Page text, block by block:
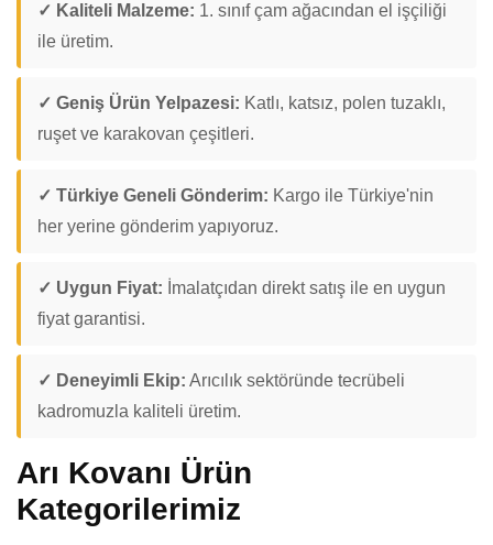
✓ Kaliteli Malzeme: 1. sınıf çam ağacından el işçiliği
ile üretim.
✓ Geniş Ürün Yelpazesi: Katlı, katsız, polen tuzaklı,
ruşet ve karakovan çeşitleri.
✓ Türkiye Geneli Gönderim: Kargo ile Türkiye'nin
her yerine gönderim yapıyoruz.
✓ Uygun Fiyat: İmalatçıdan direkt satış ile en uygun
fiyat garantisi.
✓ Deneyimli Ekip: Arıcılık sektöründe tecrübeli
kadromuzla kaliteli üretim.
Arı Kovanı Ürün
Kategorilerimiz